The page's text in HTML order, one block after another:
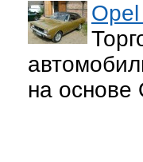
на основе